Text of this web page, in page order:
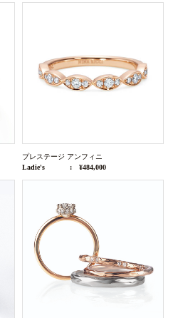
プレステージ アンフィニ
Ladie's
¥484,000